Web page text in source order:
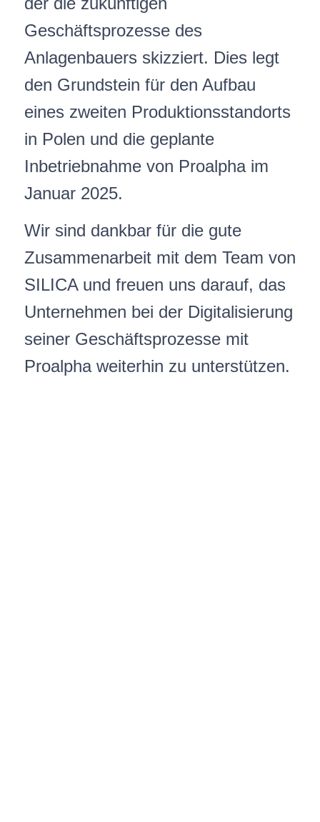
Geschäftsprozesse des
Anlagenbauers skizziert. Dies legt
den Grundstein für den Aufbau
eines zweiten Produktionsstandorts
in Polen und die geplante
Inbetriebnahme von Proalpha im
Januar 2025.
Wir sind dankbar für die gute
Zusammenarbeit mit dem Team von
SILICA und freuen uns darauf, das
Unternehmen bei der Digitalisierung
seiner Geschäftsprozesse mit
Proalpha weiterhin zu unterstützen.